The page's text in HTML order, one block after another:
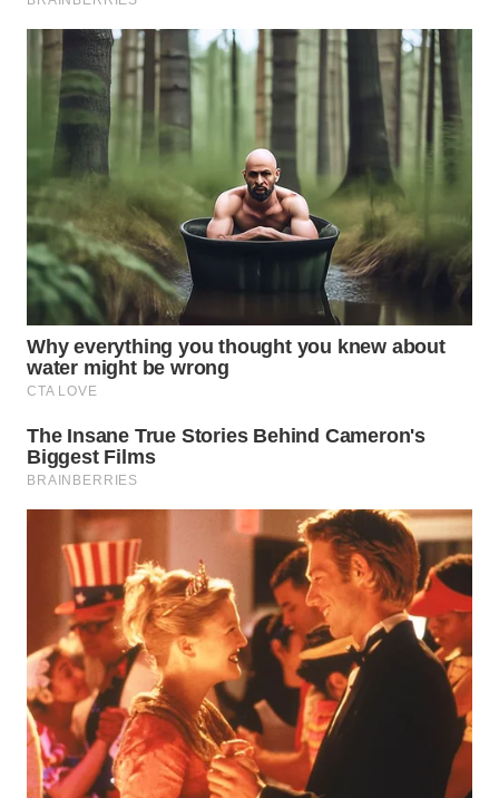
MANDALIKA
WN
LIKUPANG
LABUANBAJO
WN
BORNEO
Media
Group
NEWS
WAHANA
TANI
WAHANA
ADVOKAT
WAHANA
INFRASTRUKTUR
WAHANA
KONSUMEN